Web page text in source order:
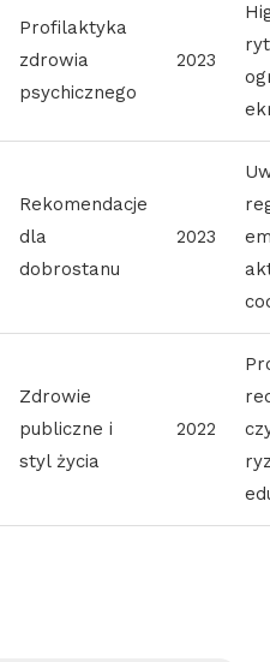
Profilaktyka
zdrowia
psychicznego
2023
Rekomendacje
dla
dobrostanu
2023
Zdrowie
publiczne i
styl życia
2022